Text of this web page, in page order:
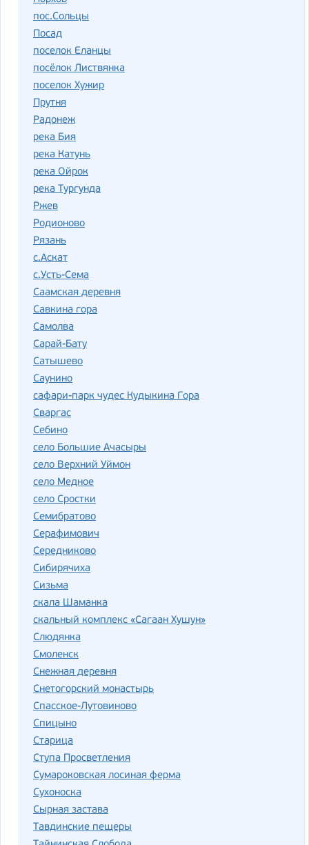
пос.Сольцы
Посад
поселок Еланцы
посёлок Листвянка
поселок Хужир
Прутня
Радонеж
река Бия
река Катунь
река Ойрок
река Тургунда
Ржев
Родионово
Рязань
с.Аскат
с.Усть-Сема
Саамская деревня
Савкина гора
Самолва
Сарай-Бату
Сатышево
Саунино
сафари-парк чудес Кудыкина Гора
Сваргас
Себино
село Большие Ачасыры
село Верхний Уймон
село Медное
село Сростки
Семибратово
Серафимович
Середниково
Сибирячиха
Сизьма
скала Шаманка
скальный комплекс «Сагаан Хушун»
Слюдянка
Смоленск
Снежная деревня
Снетогорский монастырь
Спасское-Лутовиново
Спицыно
Старица
Ступа Просветления
Сумароковская лосиная ферма
Сухоноска
Сырная застава
Тавдинские пещеры